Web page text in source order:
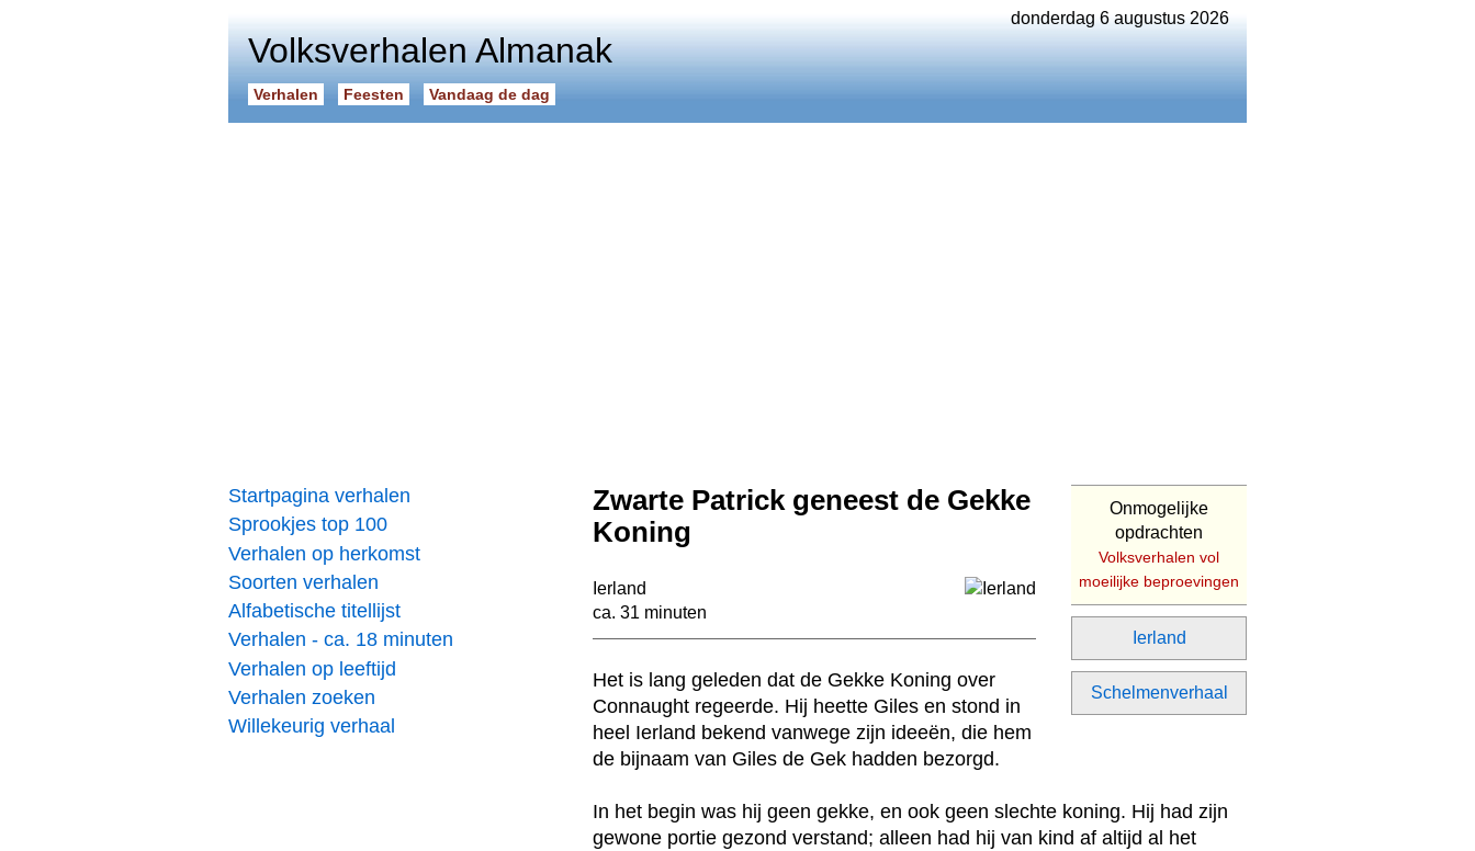
donderdag 6 augustus 2026
Volksverhalen Almanak
Verhalen Feesten Vandaag de dag
Startpagina verhalen
Sprookjes top 100
Verhalen op herkomst
Soorten verhalen
Alfabetische titellijst
Verhalen - ca. 18 minuten
Verhalen op leeftijd
Verhalen zoeken
Willekeurig verhaal
Onmogelijke
opdrachten
Volksverhalen vol
moeilijke beproevingen
Ierland
Schelmenverhaal
Zwarte Patrick geneest de Gekke
Koning
Ierland
ca. 31 minuten
Het is lang geleden dat de Gekke Koning over
Connaught regeerde. Hij heette Giles en stond in
heel Ierland bekend vanwege zijn ideeën, die hem
de bijnaam van Giles de Gek hadden bezorgd.
In het begin was hij geen gekke, en ook geen slechte koning. Hij had zijn
gewone portie gezond verstand; alleen had hij van kind af altijd al het